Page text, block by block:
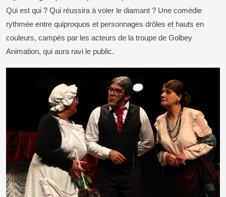
Qui est qui ? Qui réussira à voler le diamant ? Une comédie
rythmée entre quiproquos et personnages drôles et hauts en
couleurs, campés par les acteurs de la troupe de Golbey
Animation, qui aura ravi le public.